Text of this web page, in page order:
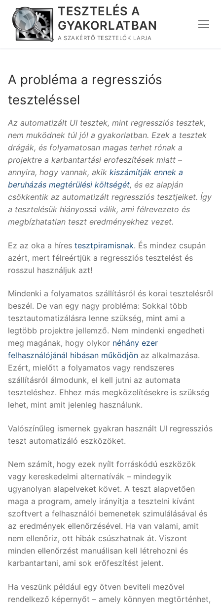
Ugrás
tartalomra
TESZTELÉS A
GYAKORLATBAN
A SZAKÉRTŐ TESZTELŐK LAPJA
A probléma a regressziós
teszteléssel
Az automatizált UI tesztek, mint regressziós tesztek,
nem muködnek túl jól a gyakorlatban. Ezek a tesztek
drágák, és folyamatosan magas terhet rónak a
projektre a karbantartási erofeszítések miatt –
annyira, hogy vannak, akik kiszámítják ennek a
beruházás megtérülési költségét, és ez alapján
csökkentik az automatizált regressziós tesztjeiket. Így
a tesztelésük hiányossá válik, ami félrevezeto és
megbízhatatlan teszt eredményekhez vezet.
Ez az oka a híres tesztpiramisnak. És mindez csupán
azért, mert félreértjük a regressziós tesztelést és
rosszul használjuk azt!
Mindenki a folyamatos szállításról és korai tesztelésről
beszél. De van egy nagy probléma: Sokkal több
tesztautomatizálásra lenne szükség, mint ami a
legtöbb projektre jellemző. Nem mindenki engedheti
meg magának, hogy olykor néhány ezer
felhasználójánál hibásan működjön az alkalmazása.
Ezért, mielőtt a folyamatos vagy rendszeres
szállításról álmodunk, el kell jutni az automata
teszteléshez. Ehhez más megközelítésekre is szükség
lehet, mint amit jelenleg használunk.
Valószínűleg ismernek gyakran használt UI regressziós
teszt automatizáló eszközöket.
Nem számít, hogy ezek nyílt forráskódú eszközök
vagy kereskedelmi alternatívák – mindegyik
ugyanolyan alapelveket követ. A teszt alapvetően
maga a program, amely irányítja a tesztelni kívánt
szoftvert a felhasználói bemenetek szimulálásával és
az eredmények ellenőrzésével. Ha van valami, amit
nem ellenőriz, ott hibák csúszhatnak át. Viszont
minden ellenőrzést manuálisan kell létrehozni és
karbantartani, ami sok erőfeszítést jelent.
Ha veszünk például egy ötven beviteli mezővel
rendelkező képernyőt – amely könnyen megtörténhet,